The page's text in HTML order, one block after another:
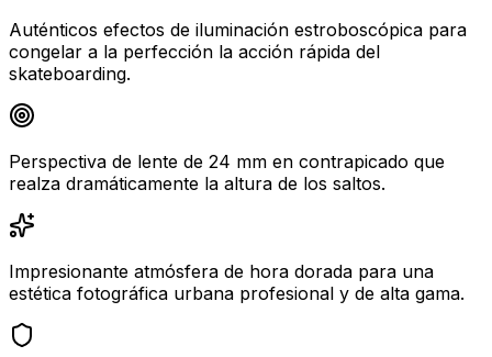
Auténticos efectos de iluminación estroboscópica para
congelar a la perfección la acción rápida del
skateboarding.
Perspectiva de lente de 24 mm en contrapicado que
realza dramáticamente la altura de los saltos.
Impresionante atmósfera de hora dorada para una
estética fotográfica urbana profesional y de alta gama.